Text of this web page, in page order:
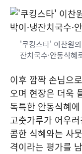
'쿠킹스타' 이찬원
잔치국수·안동식
이후 깜짝 손님으
오며 현장은 더욱
독특한 안동식혜
고춧가루가 어우
콤한 식혜와는 사
격이라는 평가를